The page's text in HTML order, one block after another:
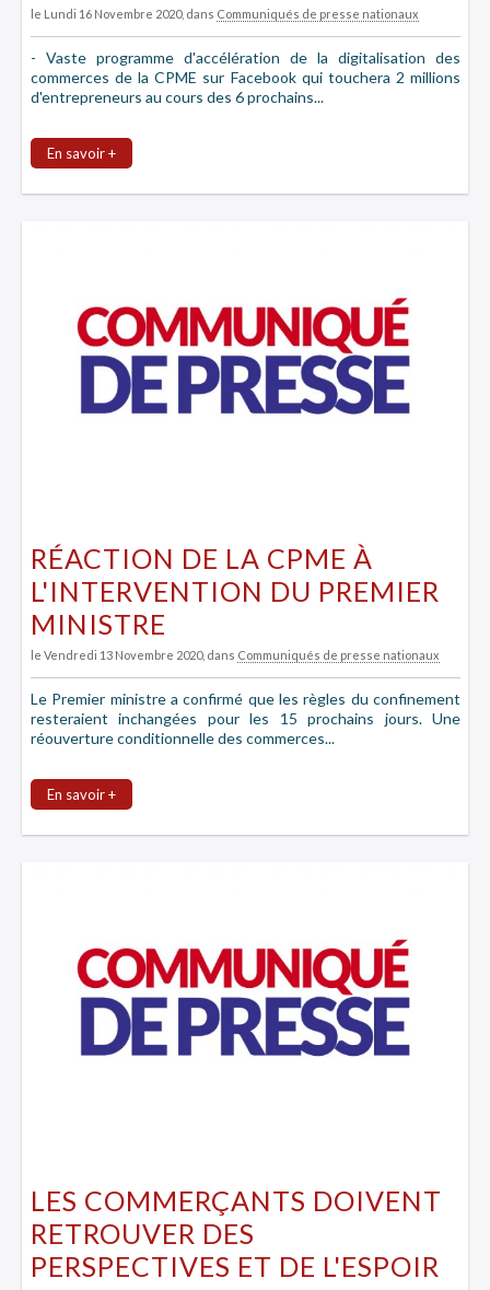
le Lundi 16 Novembre 2020, dans Communiqués de presse nationaux
- Vaste programme d'accélération de la digitalisation des
commerces de la CPME sur Facebook qui touchera 2 millions
d'entrepreneurs au cours des 6 prochains...
En savoir +
RÉACTION DE LA CPME À
L'INTERVENTION DU PREMIER
MINISTRE
le Vendredi 13 Novembre 2020, dans Communiqués de presse nationaux
Le Premier ministre a confirmé que les règles du confinement
resteraient inchangées pour les 15 prochains jours. Une
réouverture conditionnelle des commerces...
En savoir +
LES COMMERÇANTS DOIVENT
RETROUVER DES
PERSPECTIVES ET DE L'ESPOIR